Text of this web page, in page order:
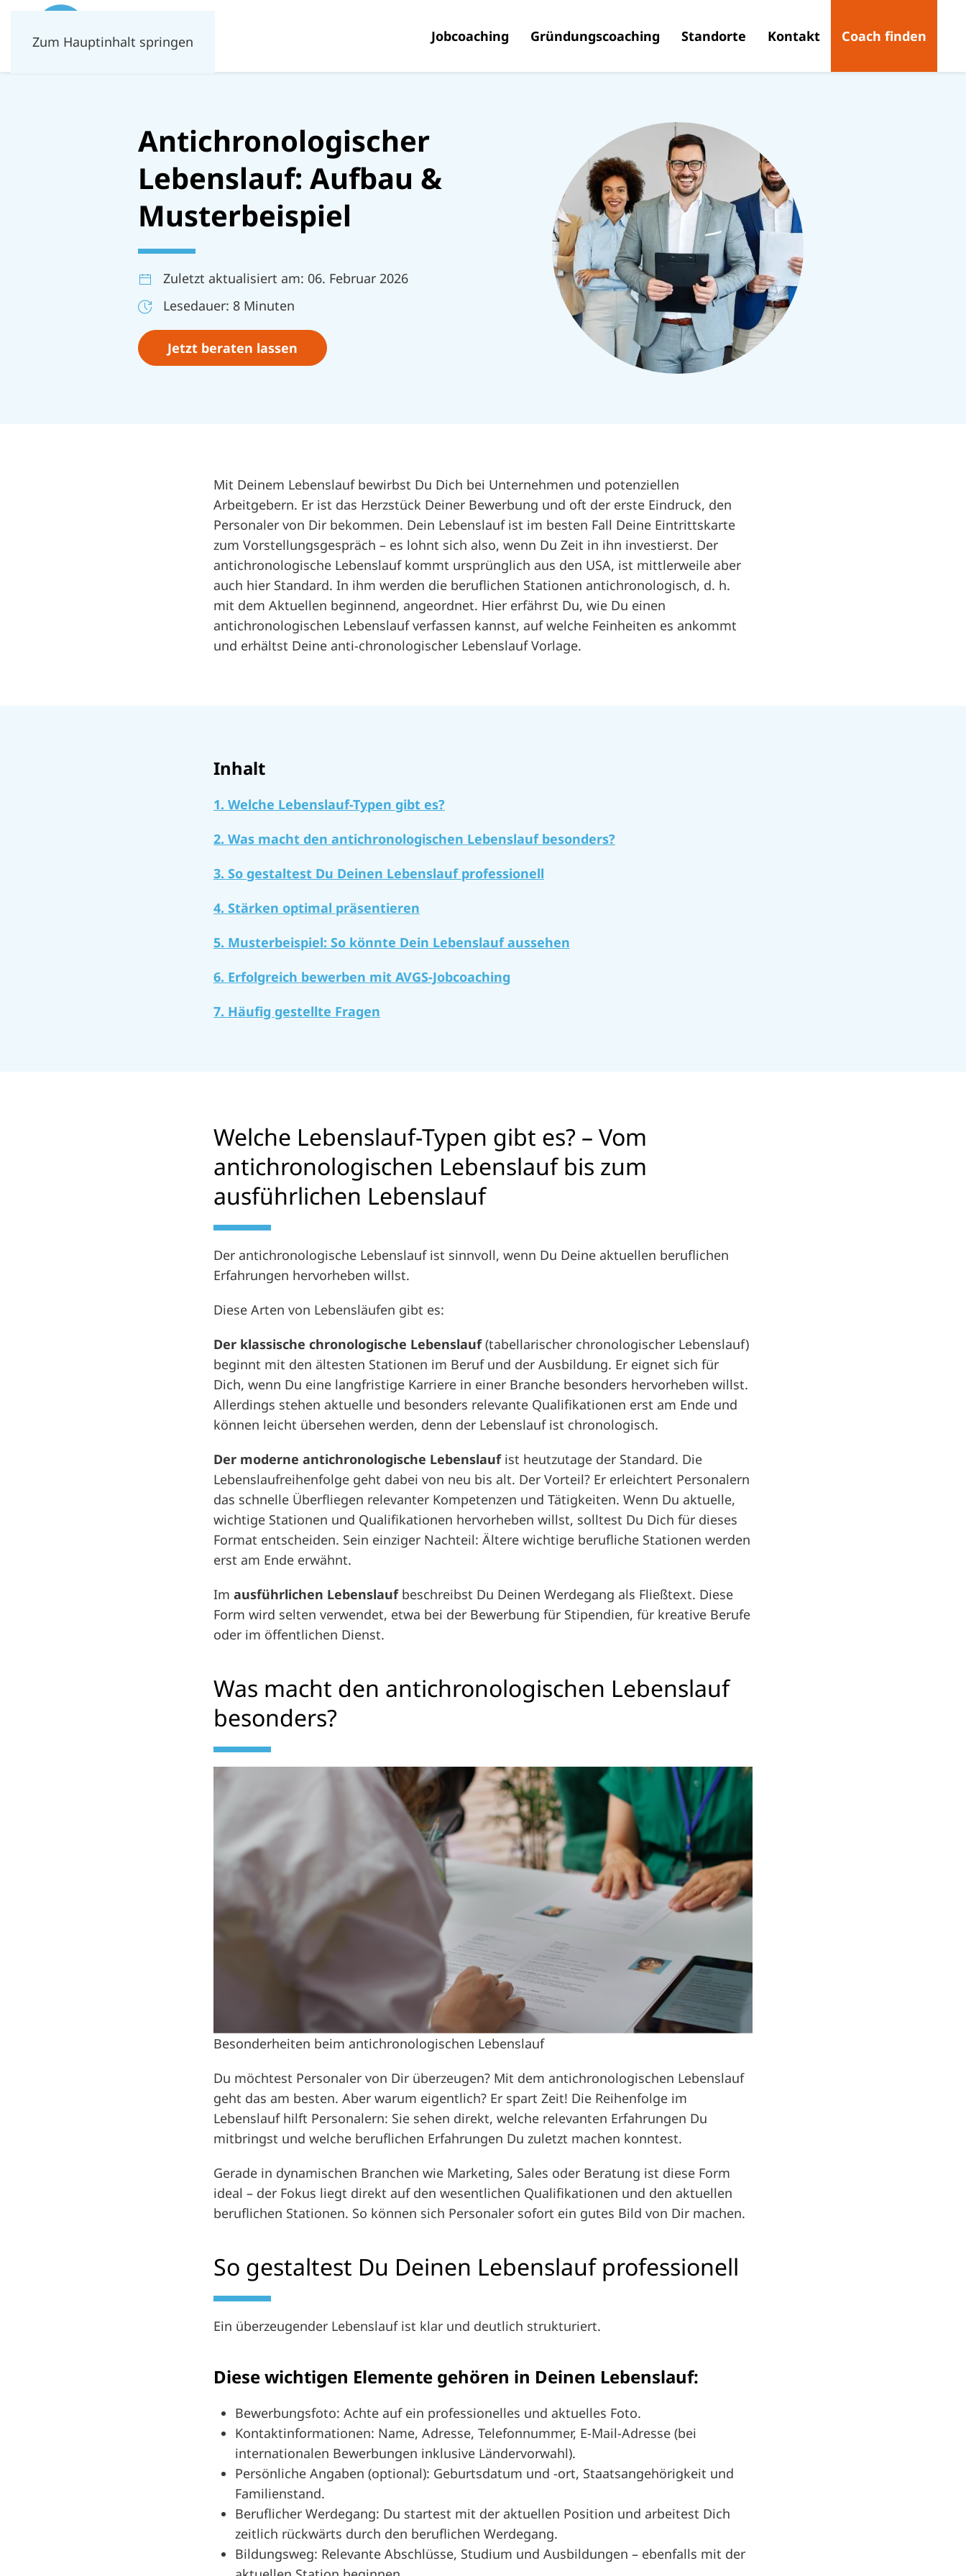
Zum Hauptinhalt springen Jobcoaching Gründungscoaching Standorte Kontakt Coach finden
Antichronologischer
Lebenslauf: Aufbau &
Musterbeispiel
Zuletzt aktualisiert am: 06. Februar 2026
Lesedauer: 8 Minuten
Jetzt beraten lassen
Mit Deinem Lebenslauf bewirbst Du Dich bei Unternehmen und potenziellen
Arbeitgebern. Er ist das Herzstück Deiner Bewerbung und oft der erste Eindruck, den
Personaler von Dir bekommen. Dein Lebenslauf ist im besten Fall Deine Eintrittskarte
zum Vorstellungsgespräch – es lohnt sich also, wenn Du Zeit in ihn investierst. Der
antichronologische Lebenslauf kommt ursprünglich aus den USA, ist mittlerweile aber
auch hier Standard. In ihm werden die beruflichen Stationen antichronologisch, d. h.
mit dem Aktuellen beginnend, angeordnet. Hier erfährst Du, wie Du einen
antichronologischen Lebenslauf verfassen kannst, auf welche Feinheiten es ankommt
und erhältst Deine anti-chronologischer Lebenslauf Vorlage.
Inhalt
1. Welche Lebenslauf-Typen gibt es?
2. Was macht den antichronologischen Lebenslauf besonders?
3. So gestaltest Du Deinen Lebenslauf professionell
4. Stärken optimal präsentieren
5. Musterbeispiel: So könnte Dein Lebenslauf aussehen
6. Erfolgreich bewerben mit AVGS-Jobcoaching
7. Häufig gestellte Fragen
Welche Lebenslauf-Typen gibt es? – Vom
antichronologischen Lebenslauf bis zum
ausführlichen Lebenslauf
Der antichronologische Lebenslauf ist sinnvoll, wenn Du Deine aktuellen beruflichen
Erfahrungen hervorheben willst.
Diese Arten von Lebensläufen gibt es:
Der klassische chronologische Lebenslauf(tabellarischer chronologischer Lebenslauf)
beginnt mit den ältesten Stationen im Beruf und der Ausbildung. Er eignet sich für
Dich, wenn Du eine langfristige Karriere in einer Branche besonders hervorheben willst.
Allerdings stehen aktuelle und besonders relevante Qualifikationen erst am Ende und
können leicht übersehen werden, denn der Lebenslauf ist chronologisch.
Der moderne antichronologische Lebenslaufist heutzutage der Standard. Die
Lebenslaufreihenfolge geht dabei von neu bis alt. Der Vorteil? Er erleichtert Personalern
das schnelle Überfliegen relevanter Kompetenzen und Tätigkeiten. Wenn Du aktuelle,
wichtige Stationen und Qualifikationen hervorheben willst, solltest Du Dich für dieses
Format entscheiden. Sein einziger Nachteil: Ältere wichtige berufliche Stationen werden
erst am Ende erwähnt.
Im ausführlichen Lebenslaufbeschreibst Du Deinen Werdegang als Fließtext. Diese
Form wird selten verwendet, etwa bei der Bewerbung für Stipendien, für kreative Berufe
oder im öffentlichen Dienst.
Was macht den antichronologischen Lebenslauf
besonders?
Besonderheiten beim antichronologischen Lebenslauf
Du möchtest Personaler von Dir überzeugen? Mit dem antichronologischen Lebenslauf
geht das am besten. Aber warum eigentlich? Er spart Zeit! Die Reihenfolge im
Lebenslauf hilft Personalern: Sie sehen direkt, welche relevanten Erfahrungen Du
mitbringst und welche beruflichen Erfahrungen Du zuletzt machen konntest.
Gerade in dynamischen Branchen wie Marketing, Sales oder Beratung ist diese Form
ideal – der Fokus liegt direkt auf den wesentlichen Qualifikationen und den aktuellen
beruflichen Stationen. So können sich Personaler sofort ein gutes Bild von Dir machen.
So gestaltest Du Deinen Lebenslauf professionell
Ein überzeugender Lebenslauf ist klar und deutlich strukturiert.
Diese wichtigen Elemente gehören in Deinen Lebenslauf:
Bewerbungsfoto: Achte auf ein professionelles und aktuelles Foto.
Kontaktinformationen: Name, Adresse, Telefonnummer, E-Mail-Adresse (bei
internationalen Bewerbungen inklusive Ländervorwahl).
Persönliche Angaben (optional): Geburtsdatum und -ort, Staatsangehörigkeit und
Familienstand.
Beruflicher Werdegang: Du startest mit der aktuellen Position und arbeitest Dich
zeitlich rückwärts durch den beruflichen Werdegang.
Bildungsweg: Relevante Abschlüsse, Studium und Ausbildungen – ebenfalls mit der